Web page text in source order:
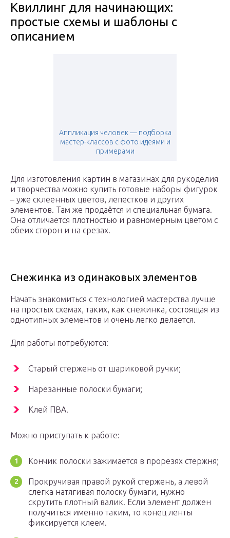
Квиллинг для начинающих:
простые схемы и шаблоны с
описанием
Аппликация человек — подборка
мастер-классов с фото идеями и
примерами
Для изготовления картин в магазинах для рукоделия
и творчества можно купить готовые наборы фигурок
– уже склеенных цветов, лепестков и других
элементов. Там же продаётся и специальная бумага.
Она отличается плотностью и равномерным цветом с
обеих сторон и на срезах.
Снежинка из одинаковых элементов
Начать знакомиться с технологией мастерства лучше
на простых схемах, таких, как снежинка, состоящая из
однотипных элементов и очень легко делается.
Для работы потребуются:
Старый стержень от шариковой ручки;
Нарезанные полоски бумаги;
Клей ПВА.
Можно приступать к работе:
Кончик полоски зажимается в прорезях стержня;
Прокручивая правой рукой стержень, а левой
слегка натягивая полоску бумаги, нужно
скрутить плотный валик. Если элемент должен
получиться именно таким, то конец ленты
фиксируется клеем.